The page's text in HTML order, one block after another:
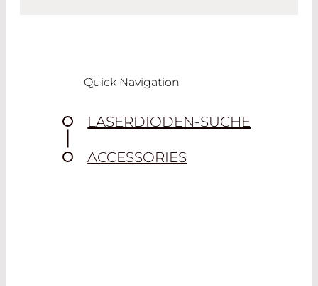
Quick Navigation
LASERDIODEN-SUCHE
ACCESSORIES